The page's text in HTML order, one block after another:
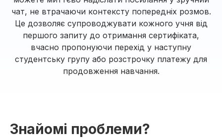
чат, не втрачаючи контексту попередніх розмов.
Це дозволяє супроводжувати кожного учня від
першого запиту до отримання сертифіката,
вчасно пропонуючи перехід у наступну
студентську групу або розстрочку платежу для
продовження навчання.
Знайомі проблеми?